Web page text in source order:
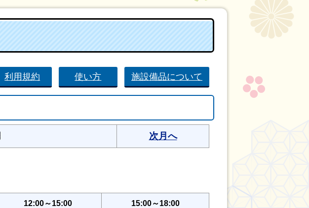
利用規約 使い方 施設備品について
次月へ
12:00～15:00 15:00～18:00